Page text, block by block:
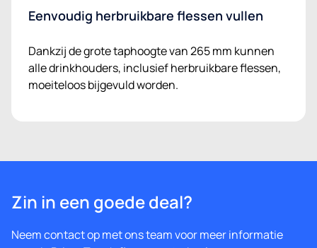
Eenvoudig herbruikbare flessen vullen
Dankzij de grote taphoogte van 265 mm kunnen
alle drinkhouders, inclusief herbruikbare flessen,
moeiteloos bijgevuld worden.
Zin in een goede deal?
Neem contact op met ons team voor meer informatie